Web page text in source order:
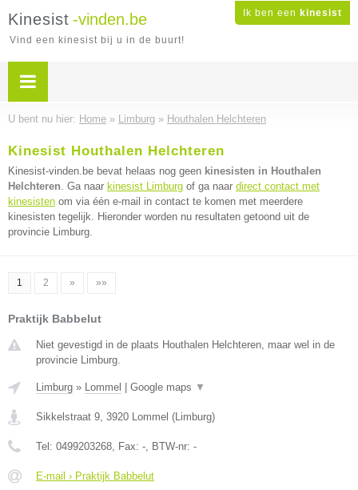
Ik ben een kinesist
Kinesist -vinden.be
Vind een kinesist bij u in de buurt!
U bent nu hier: Home » Limburg » Houthalen Helchteren
Kinesist Houthalen Helchteren
Kinesist-vinden.be bevat helaas nog geen kinesisten in Houthalen
Helchteren. Ga naar kinesist Limburg of ga naar direct contact met
kinesisten om via één e-mail in contact te komen met meerdere
kinesisten tegelijk. Hieronder worden nu resultaten getoond uit de
provincie Limburg.
1 2 » »»
Praktijk Babbelut
Niet gevestigd in de plaats Houthalen Helchteren, maar wel in de
provincie Limburg.
Limburg » Lommel Google maps ▼
Sikkelstraat 9, 3920 Lommel (Limburg)
Tel: 0499203268, Fax: -, BTW-nr: -
E-mail › Praktijk Babbelut